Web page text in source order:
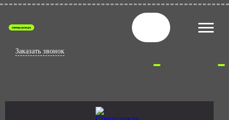
спецодежда
Заказать звонок